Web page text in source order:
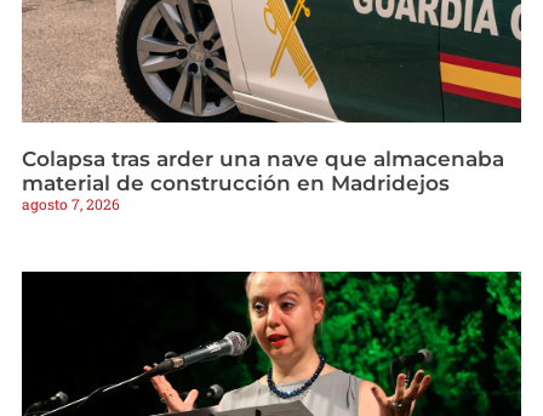
Colapsa tras arder una nave que almacenaba
material de construcción en Madridejos
agosto 7, 2026